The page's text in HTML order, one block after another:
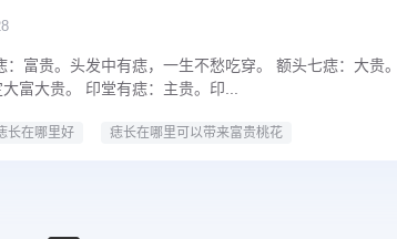
：富贵。头发中有痣，一生不愁吃穿。 额头七痣：大贵
富大贵。 印堂有痣：主贵。印...
长在哪里好 痣长在哪里可以带来富贵桃花